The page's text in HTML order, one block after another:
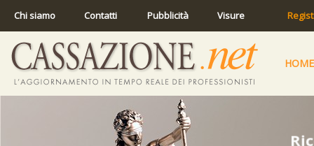
Chi siamo Contatti Pubblicità Visure
HOME